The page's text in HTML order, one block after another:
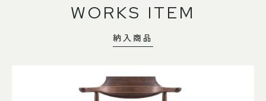
WORKS ITEM
納入商品